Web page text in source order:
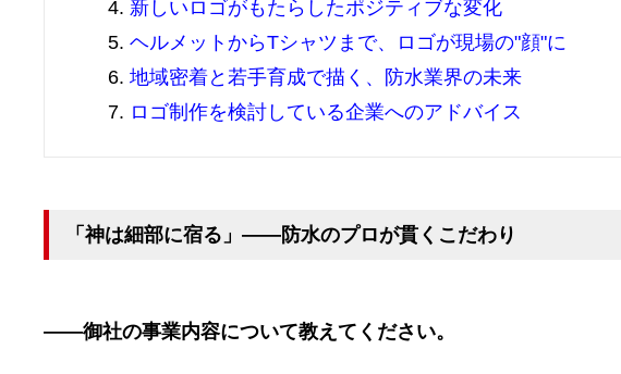
新しいロゴがもたらしたポジティブな変化
ヘルメットからTシャツまで、ロゴが現場の"顔"に
地域密着と若手育成で描く、防水業界の未来
ロゴ制作を検討している企業へのアドバイス
「神は細部に宿る」——防水のプロが貫くこだわり
――御社の事業内容について教えてください。